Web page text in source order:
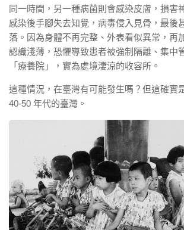
同一時間，另一種病菌則會感染皮膚，損害
感染後手腳失去知覺，病毒侵入見骨，最後
落。因為身體不再完整、外表看似異常，再
認識淺薄，恐懼導致患者被強制隔離、集中
「療養院」，實為處境淒涼的收容所。
這種情況，在臺灣有可能發生嗎？但這確實
40-50 年代的臺灣。